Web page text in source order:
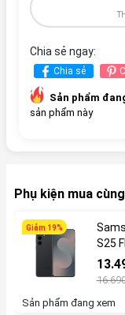
Chia sẻ ngay:
Chia sẻ
Sản phẩm
sản phẩm này
Phụ kiện mua cùng
Giảm 19%
S25
Sản phẩm đang xem